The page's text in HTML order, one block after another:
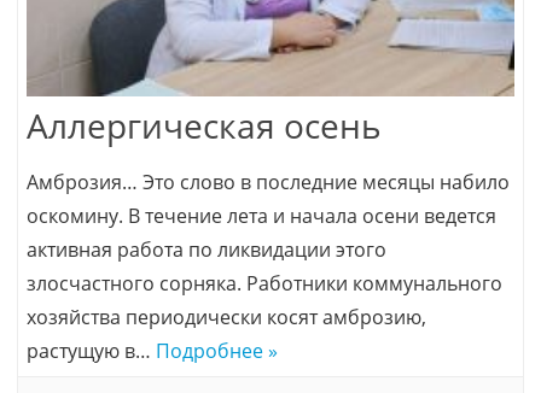
Аллергическая осень
Амброзия… Это слово в последние месяцы набило
оскомину. В течение лета и начала осени ведется
активная работа по ликвидации этого
злосчастного сорняка. Работники коммунального
хозяйства периодически косят амброзию,
растущую в… Подробнее »